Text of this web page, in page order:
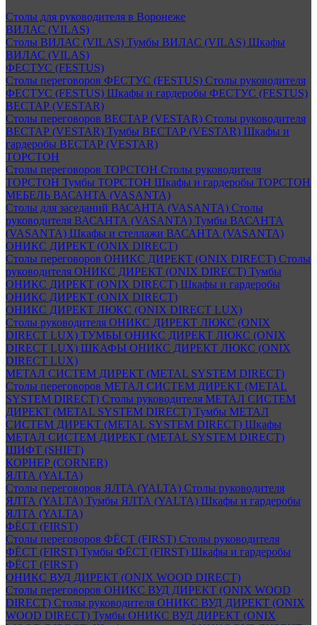
Столы для руководителя в Воронеже
ВИЛАС (VILAS)
Столы ВИЛАС (VILAS) Тумбы ВИЛАС (VILAS) Шкафы
ВИЛАС (VILAS)
ФЕСТУС (FESTUS)
Столы переговоров ФЕСТУС (FESTUS) Столы руководителя
ФЕСТУС (FESTUS) Шкафы и гардеробы ФЕСТУС (FESTUS)
ВЕСТАР (VESTAR)
Столы переговоров ВЕСТАР (VESTAR) Столы руководителя
ВЕСТАР (VESTAR) Тумбы ВЕСТАР (VESTAR) Шкафы и
гардеробы ВЕСТАР (VESTAR)
ТОРСТОН
Столы переговоров ТОРСТОН Столы руководителя
ТОРСТОН Тумбы ТОРСТОН Шкафы и гардеробы ТОРСТОН
МЕБЕЛЬ ВАСАНТА (VASANTA)
Столы для заседаний ВАСАНТА (VASANTA) Столы
руководителя ВАСАНТА (VASANTA) Тумбы ВАСАНТА
(VASANTA) Шкафы и стеллажи ВАСАНТА (VASANTA)
ОНИКС ДИРЕКТ (ONIX DIRECT)
Столы переговоров ОНИКС ДИРЕКТ (ONIX DIRECT) Столы
руководителя ОНИКС ДИРЕКТ (ONIX DIRECT) Тумбы
ОНИКС ДИРЕКТ (ONIX DIRECT) Шкафы и гардеробы
ОНИКС ДИРЕКТ (ONIX DIRECT)
ОНИКС ДИРЕКТ ЛЮКС (ONIX DIRECT LUX)
Столы руководителя ОНИКС ДИРЕКТ ЛЮКС (ONIX
DIRECT LUX) ТУМБЫ ОНИКС ДИРЕКТ ЛЮКС (ONIX
DIRECT LUX) ШКАФЫ ОНИКС ДИРЕКТ ЛЮКС (ONIX
DIRECT LUX)
МЕТАЛ СИСТЕМ ДИРЕКТ (METAL SYSTEM DIRECT)
Столы переговоров МЕТАЛ СИСТЕМ ДИРЕКТ (METAL
SYSTEM DIRECT) Столы руководителя МЕТАЛ СИСТЕМ
ДИРЕКТ (METAL SYSTEM DIRECT) Тумбы МЕТАЛ
СИСТЕМ ДИРЕКТ (METAL SYSTEM DIRECT) Шкафы
МЕТАЛ СИСТЕМ ДИРЕКТ (METAL SYSTEM DIRECT)
ШИФТ (SHIFT)
КОРНЕР (CORNER)
ЯЛТА (YALTA)
Столы переговоров ЯЛТА (YALTA) Столы руководителя
ЯЛТА (YALTA) Тумбы ЯЛТА (YALTA) Шкафы и гардеробы
ЯЛТА (YALTA)
ФЁСТ (FIRST)
Столы переговоров ФЁСТ (FIRST) Столы руководителя
ФЁСТ (FIRST) Тумбы ФЁСТ (FIRST) Шкафы и гардеробы
ФЁСТ (FIRST)
ОНИКС ВУД ДИРЕКТ (ONIX WOOD DIRECT)
Столы переговоров ОНИКС ВУД ДИРЕКТ (ONIX WOOD
DIRECT) Столы руководителя ОНИКС ВУД ДИРЕКТ (ONIX
WOOD DIRECT) Тумбы ОНИКС ВУД ДИРЕКТ (ONIX